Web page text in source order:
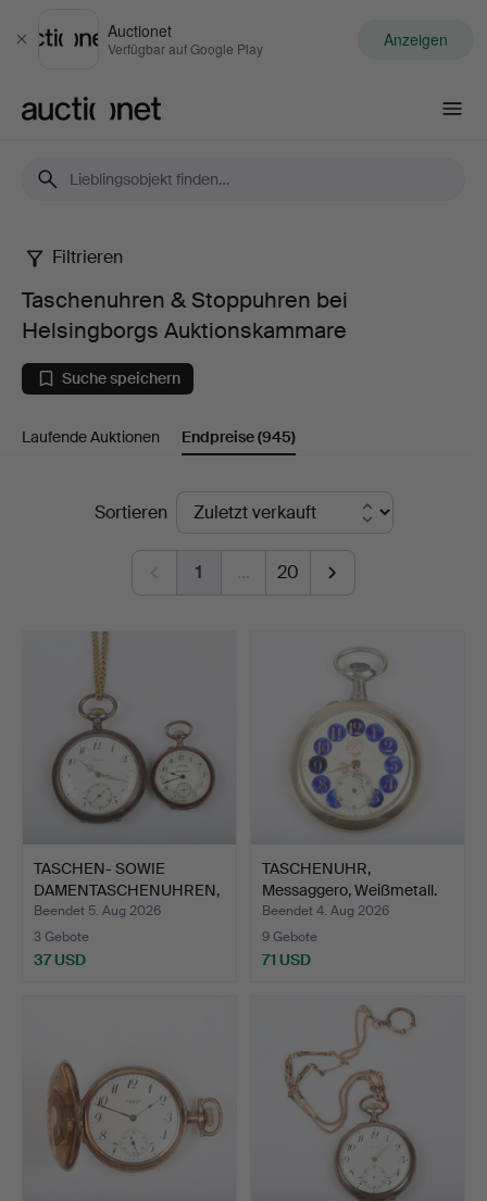
Schließen
Auctionet
Verfügbar auf Google Play Anzeigen
Taschenuhren
Stoppuhren
bei
Auktionskammare
Filtrieren
Taschenuhren & Stoppuhren bei
Helsingborgs Auktionskammare
Suche speichern
Laufende Auktionen Endpreise(945)
EndpreiseSortieren
1 … 20
TASCHEN- SOWIE
DAMENTASCHENUHREN,
Silber.
Beendet 5. Aug 2026
3 Gebote
37 USD
TASCHENUHR,
Messaggero, Weißmetall.
Beendet 4. Aug 2026
9 Gebote
71 USD